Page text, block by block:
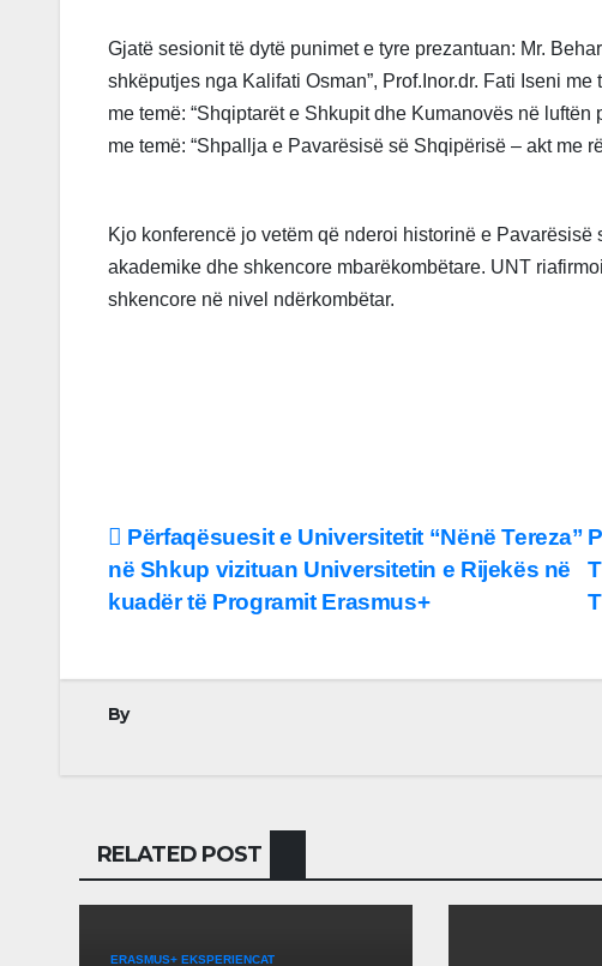
Gjatë sesionit të dytë punimet e tyre prezantuan: Mr.
shkëputjes nga Kalifati Osman”, Prof.Inor.dr. Fati Iseni
me temë: “Shqiptarët e Shkupit dhe Kumanovës në
me temë: “Shpallja e Pavarësisë së Shqipërisë – akt me
Kjo konferencë jo vetëm që nderoi historinë e
akademike dhe shkencore mbarëkombëtare. UNT
shkencore në nivel ndërkombëtar.
Lëvizje
te
Përfaqësuesit e Universitetit “Nënë Tereza”
në Shkup vizituan Universitetin e Rijekës në
kuadër të Programit Erasmus+
By
RELATED POST
ERASMUS+ EKSPERIENCAT